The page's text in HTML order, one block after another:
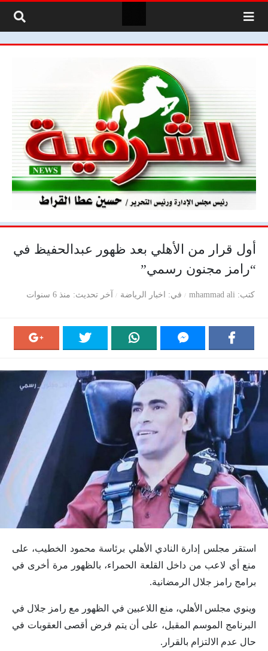
أول قرار من الأهلي بعد ظهور عبدالحفيظ في
“رامز مجنون رسمي”
كتب mhammad ali في اخبار الرياضة آخر تحديث منذ 6 سنوات
استقر مجلس إدارة النادي الأهلي برئاسة محمود الخطيب، على
منع أي لاعب من داخل القلعة الحمراء، بالظهور مرة أخرى في
برامج رامز جلال الرمضانية.
وينوي مجلس الأهلي، منع اللاعبين في الظهور مع رامز جلال في
البرنامج الموسم المقبل، على أن يتم فرض أقصى العقوبات في
حال عدم الالتزام بالقرار.